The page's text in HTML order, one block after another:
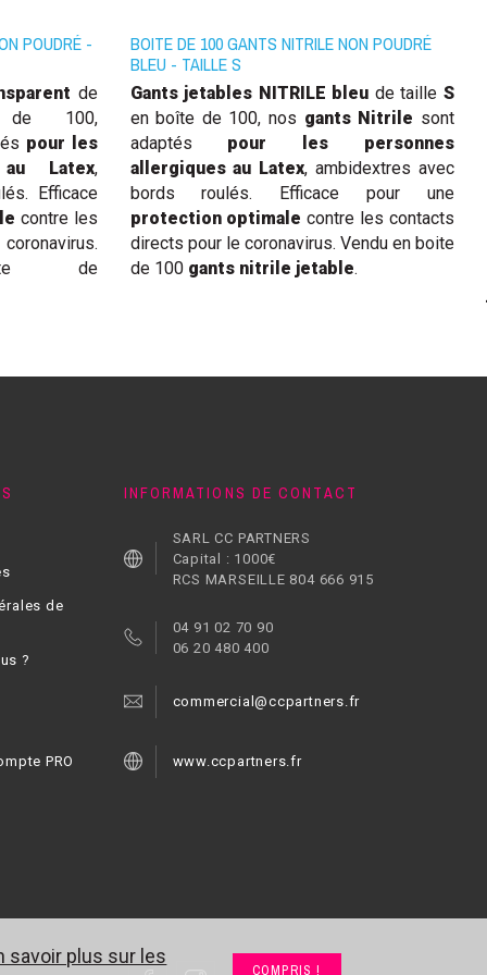
POUDRÉ -
de
100,
pour les
au Latex,
Efficace
contre les
de
BOITE DE 100 GANTS NITRILE NON POUDRÉ
BLEU - TAILLE S
Gants jetables NITRILE bleu de tailleS
en boîte de 100, nos gants Nitrile sont
adaptés pour les personnes
allergiques au Latex, ambidextres avec
bords roulés. Efficace pour une
protection optimale contre les contacts
directs pour le coronavirus. Vendu en boite
de 100 gants nitrile jetable.
de
?
PRO
INFORMATIONS DE CONTACT
SARL CC PARTNERS
Capital : 1000€
RCS MARSEILLE 804 666 915
04 91 02 70 90
06 20 480 400
commercial@ccpartners.fr
www.ccpartners.fr
savoir plus sur les
COMPRIS !